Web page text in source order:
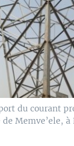
du courant
Memve’ele, à